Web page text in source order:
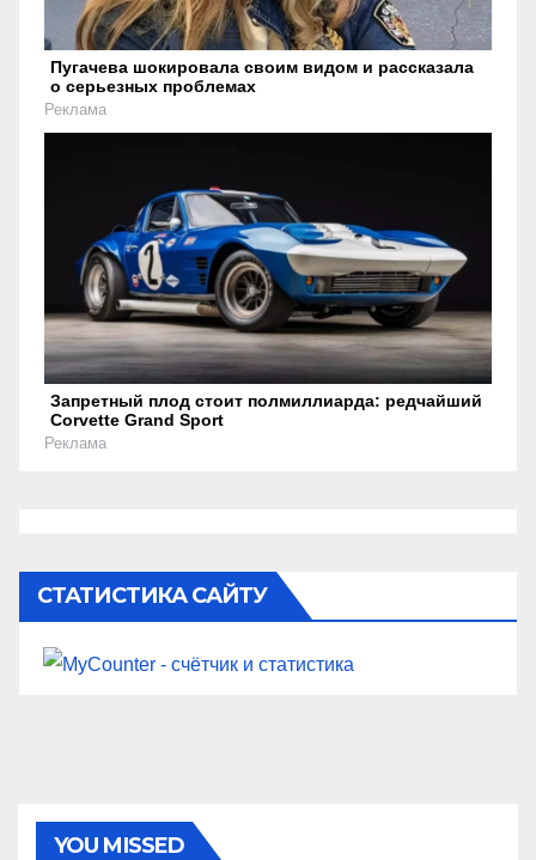
Пугачева шокировала своим видом и рассказала
о серьезных проблемах
Реклама
Запретный плод стоит полмиллиарда: редчайший
Corvette Grand Sport
Реклама
СТАТИСТИКА САЙТУ
YOU MISSED